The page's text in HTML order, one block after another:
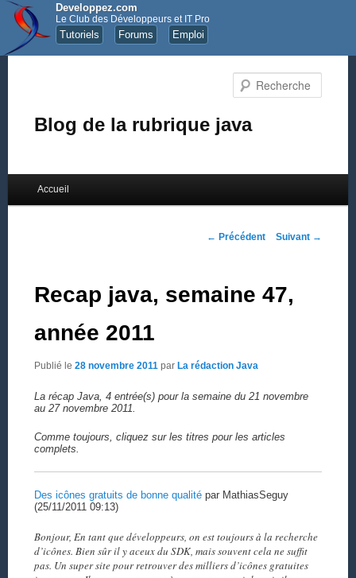
Developpez.com
Le Club des Développeurs et IT Pro
Tutoriels Forums Emploi
Blog de la rubrique java
Aller au contenu principal
Aller au contenu secondaire
Accueil
Navigation des articles
← Précédent Suivant →
Recap java, semaine 47,
année 2011
Publié le 28 novembre 2011 par La rédaction Java
La récap Java, 4 entrée(s) pour la semaine du 21 novembre
au 27 novembre 2011.
Comme toujours, cliquez sur les titres pour les articles
complets.
Des icônes gratuits de bonne qualitépar MathiasSeguy
(25/11/2011 09:13)
Bonjour, En tant que développeurs, on est toujours à la recherche
d’icônes. Bien sûr il y aceux du SDK, mais souvent cela ne suffit
pas. Un super site pour retrouver des milliers d’icônes gratuites